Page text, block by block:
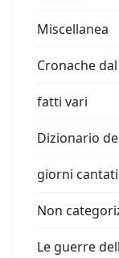
Miscellanea
Cronache
fatti vari
Dizionario
giorni cantati
Non
Le guerre